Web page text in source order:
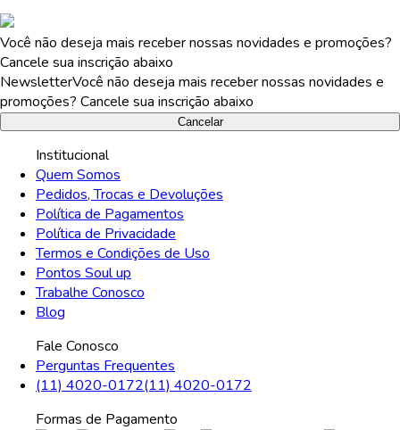
Você não deseja mais receber nossas novidades e promoções?
Cancele sua inscrição abaixo
NewsletterVocê não deseja mais receber nossas novidades e
promoções? Cancele sua inscrição abaixo
Cancelar
Institucional
Quem Somos
Pedidos, Trocas e Devoluções
Política de Pagamentos
Política de Privacidade
Termos e Condições de Uso
Pontos Soul up
Trabalhe Conosco
Blog
Fale Conosco
Perguntas Frequentes
(11) 4020-0172(11) 4020-0172
Formas de Pagamento